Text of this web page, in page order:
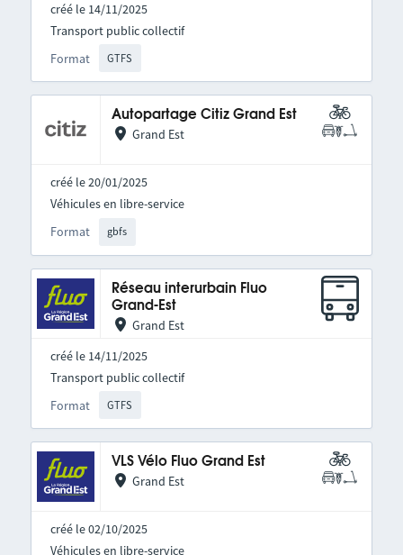
créé le 14/11/2025
Format GTFS
Transport public collectif
Autopartage Citiz Grand Est
Grand Est
créé le 20/01/2025
Format gbfs
Véhicules en libre-service
Réseau interurbain Fluo
Grand-Est
Grand Est
créé le 14/11/2025
Format GTFS
Transport public collectif
VLS Vélo Fluo Grand Est
Grand Est
créé le 02/10/2025
Véhicules en libre-service